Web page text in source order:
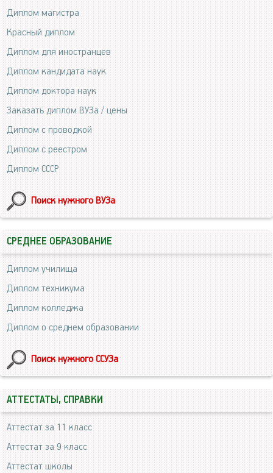
Диплом магистра
Красный диплом
Диплом для иностранцев
Диплом кандидата наук
Диплом доктора наук
Заказать диплом ВУЗа / цены
Диплом с проводкой
Диплом с реестром
Диплом СССР
Поиск нужного ВУЗа
СРЕДНЕЕ ОБРАЗОВАНИЕ
Диплом училища
Диплом техникума
Диплом колледжа
Диплом о среднем образовании
Поиск нужного ССУЗа
АТТЕСТАТЫ, СПРАВКИ
Аттестат за 11 класс
Аттестат за 9 класс
Аттестат школы